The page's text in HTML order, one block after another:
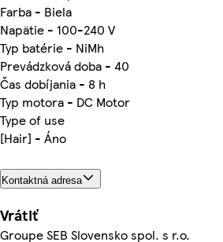
Farba - Biela
Napätie - 100-240 V
Typ batérie - NiMh
Prevádzková doba - 40
Čas dobíjania - 8 h
Typ motora - DC Motor
Type of use
[Hair] - Áno
Kontaktná adresa
Vrátiť
Groupe SEB Slovensko spol. s r.o.